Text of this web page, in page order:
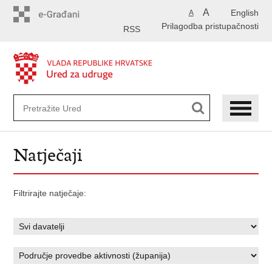
English
A A
Prilagodba pristupačnosti
RSS
Natječaji
Filtrirajte natječaje: